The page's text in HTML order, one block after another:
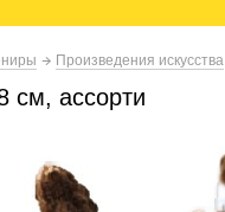
Произведения искусства
см, ассорти